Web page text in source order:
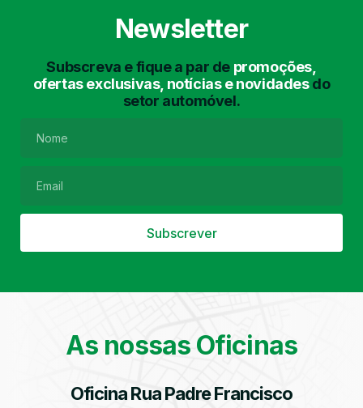
Newsletter
Subscreva e fique a par de promoções,
ofertas exclusivas, notícias e novidadesdo
setor automóvel.
Subscrever
As nossas Oficinas
Oficina Rua Padre Francisco
Lavagem de Chassis Matrículas
Filtro de Partículas Óleos
Bate-Chapas
Higienização e